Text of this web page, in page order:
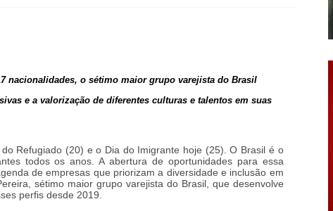
nacionalidades, o sétimo maior grupo varejista do Brasil
e a valorização de diferentes culturas e talentos em suas
Refugiado (20) e o Dia do Imigrante hoje (25). O Brasil é o
todos os anos. A abertura de oportunidades para essa
de empresas que priorizam a diversidade e inclusão em
sétimo maior grupo varejista do Brasil, que desenvolve
perfis desde 2019.